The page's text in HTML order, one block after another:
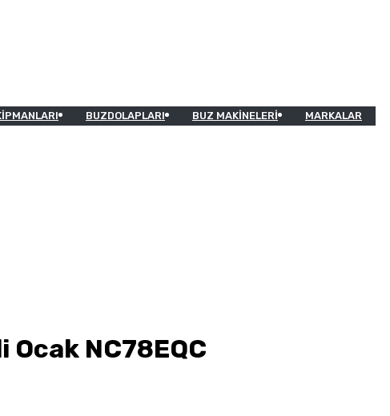
BUZDOLAPLARI BUZ MAKINELERI MARKALAR
NC78EQC